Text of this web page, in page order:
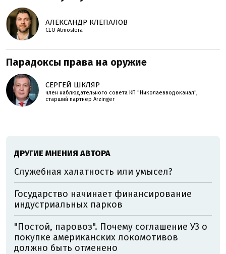
АЛЕКСАНДР КЛЕПАЛОВ
СЕО Atmosfera
Парадоксы права на оружие
СЕРГЕЙ ШКЛЯР
член наблюдательного совета КП "Николаевводоканал",
старший партнер Arzinger
ДРУГИЕ МНЕНИЯ АВТОРА
Служебная халатность или умысел?
Государство начинает финансирование
индустриальных парков
"Постой, паровоз". Почему соглашение УЗ о
покупке американских локомотивов
должно быть отменено